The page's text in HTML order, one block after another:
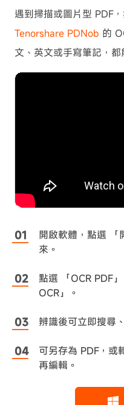
遇到掃描或圖片型 PDF
Tenorshare PDNob 的
文、英文或手寫筆記，
開啟軟體，點選 「
來。
點選 「OCR PDF
OCR」。
辨識後可立即搜尋
可另存為 PDF，或
再編輯。